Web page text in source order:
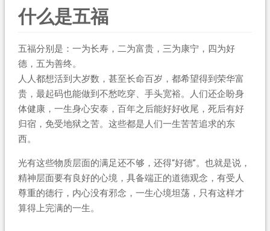
什么是五福
五福分别是：一为长寿，二为富贵，三为康宁，四为好
德，五为善终。
人人都想活到大岁数，甚至长命百岁，都希望得到荣华富
贵，最起码也能做到不愁吃穿、手头宽裕。人们还企盼身
体健康，一生身心安泰，百年之后能好好收尾，死后有好
归宿，免受地狱之苦。这些都是人们一生苦苦追求的东
西。
光有这些物质层面的满足还不够，还得“好德”。也就是说，
精神层面要有良好的心境，具备端正的道德观念，有受人
尊重的德行，内心没有邪念，一生心境坦荡，只有这样才
算得上完满的一生。